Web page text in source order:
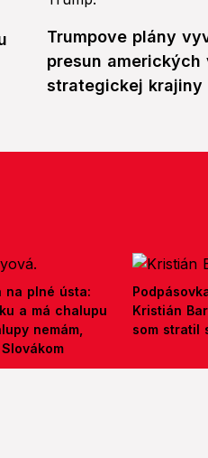
Trumpove plány
presun amerických
strategickej krajiny
na plné ústa:
a má chalupu
nemám,
Kristián
som stratil